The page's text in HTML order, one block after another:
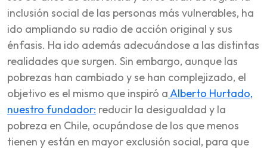
inclusión social de las personas más vulnerables, ha
ido ampliando su radio de acción original y sus
énfasis. Ha ido además adecuándose a las distintas
realidades que surgen. Sin embargo, aunque las
pobrezas han cambiado y se han complejizado, el
objetivo es el mismo que inspiró aAlberto Hurtado,
nuestro fundador: reducir la desigualdad y la
pobreza en Chile, ocupándose de los que menos
tienen y están en mayor exclusión social, para que